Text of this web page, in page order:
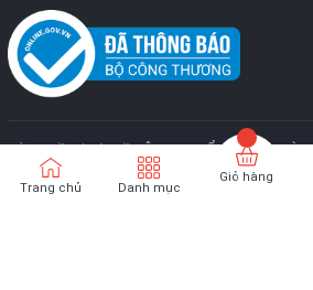
Bản quyền thuộc vềCÔNG TY CỔ PHẦN SX VÀ
cấp bởi
Trang chủ Danh mục
Giỏ hàng